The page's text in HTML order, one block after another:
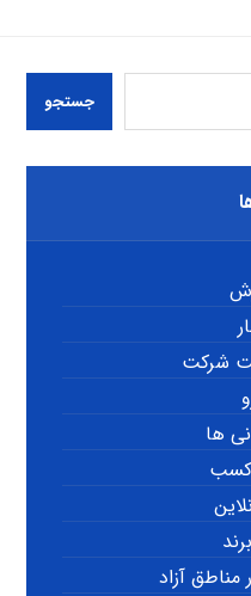
جستجو
شرکت
ها
کسب
آزاد